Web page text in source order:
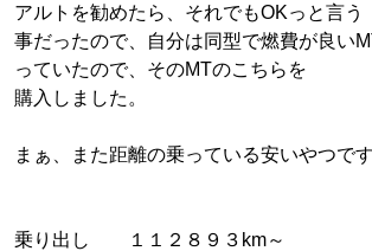
アルトを勧めたら、それでもOKっと言う
事だったので、自分は同型で燃費が良い
っていたので、そのMTのこちらを
購入しました。
まぁ、また距離の乗っている安いやつで
乗り出し １１２８９３km～